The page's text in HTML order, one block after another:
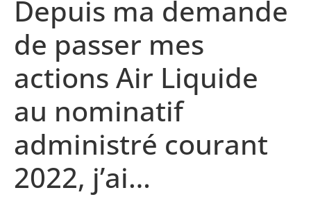
Depuis ma demande
de passer mes
actions Air Liquide
au nominatif
administré courant
2022, j’ai…